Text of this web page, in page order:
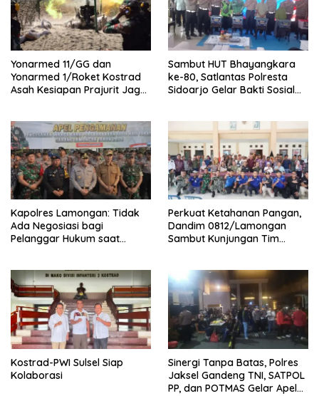
Yonarmed 11/GG dan
Yonarmed 1/Roket Kostrad
Asah Kesiapan Prajurit Jaga
Sambut HUT Bhayangkara
ke-80, Satlantas Polresta
Sidoarjo Gelar Bakti Sosial
Kapolres Lamongan: Tidak
Ada Negosiasi bagi
Pelanggar Hukum saat
Perkuat Ketahanan Pangan,
Dandim 0812/Lamongan
Sambut Kunjungan Tim
Kostrad-PWI Sulsel Siap
Kolaborasi
Sinergi Tanpa Batas, Polres
Jaksel Gandeng TNI, SATPOL
PP, dan POTMAS Gelar Apel